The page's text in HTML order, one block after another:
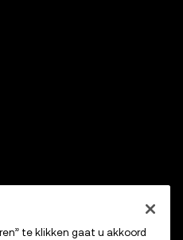
te klikken gaat u akkoord